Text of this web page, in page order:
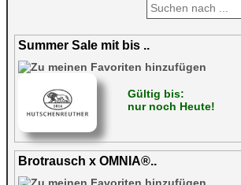
Summer Sale mit bis ..
Gültig bis:
nur noch Heute!
Brotrausch x OMNIA®..